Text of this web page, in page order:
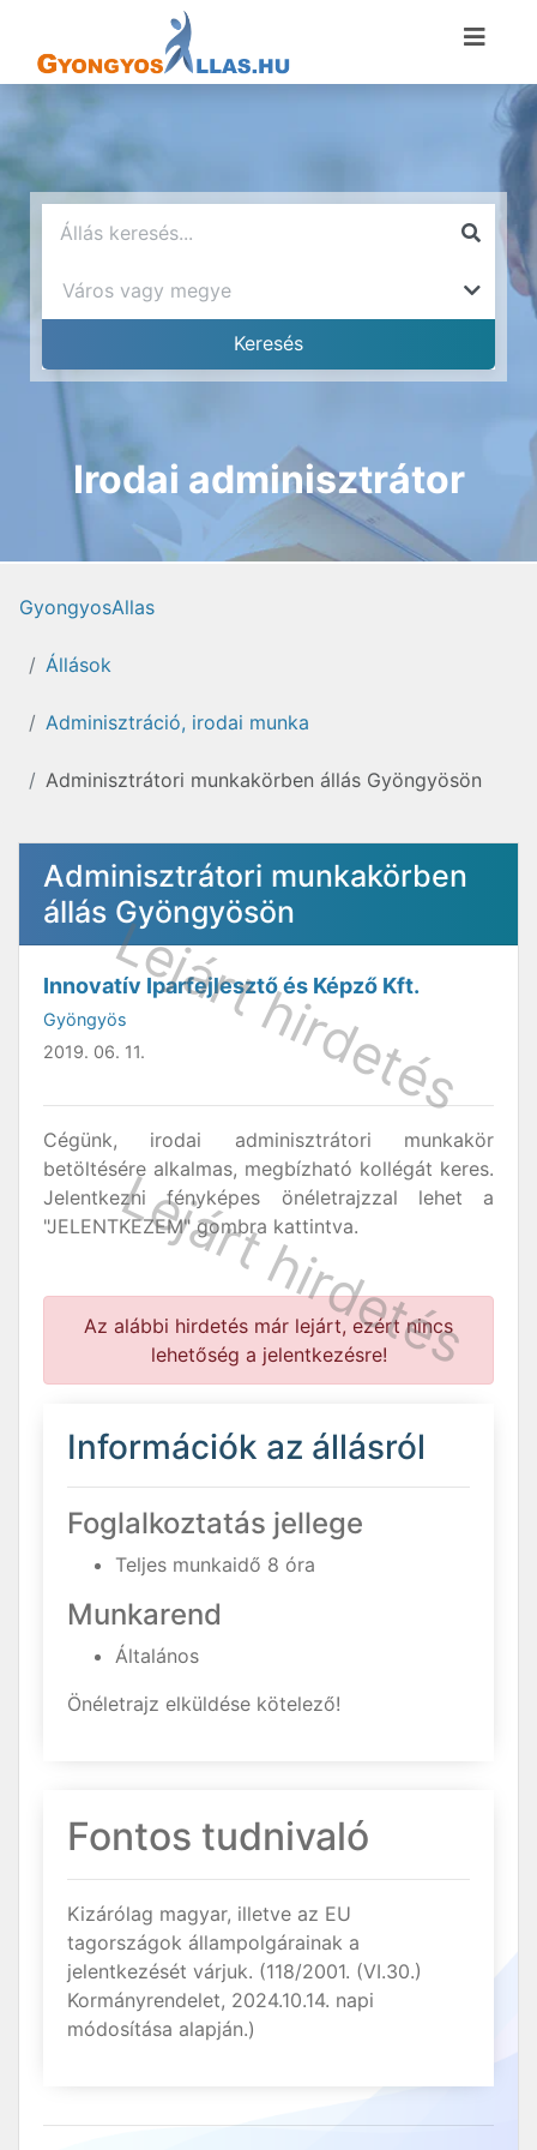
Irodai adminisztrátor
GyongyosAllas
Állások
Adminisztráció, irodai munka
Adminisztrátori munkakörben állás Gyöngyösön
Adminisztrátori munkakörben
állás Gyöngyösön
Innovatív Iparfejlesztő és Képző Kft.
Gyöngyös
2019. 06. 11.
Cégünk, irodai adminisztrátori munkakör
betöltésére alkalmas, megbízható kollégát keres.
Jelentkezni fényképes önéletrajzzal lehet a
"JELENTKEZEM" gombra kattintva.
Az alábbi hirdetés már lejárt, ezért nincs
lehetőség a jelentkezésre!
Információk az állásról
Foglalkoztatás jellege
Teljes munkaidő 8 óra
Munkarend
Általános
Önéletrajz elküldése kötelező!
Fontos tudnivaló
Kizárólag magyar, illetve az EU
tagországok állampolgárainak a
jelentkezését várjuk. (118/2001. (VI.30.)
Kormányrendelet, 2024.10.14. napi
módosítása alapján.)